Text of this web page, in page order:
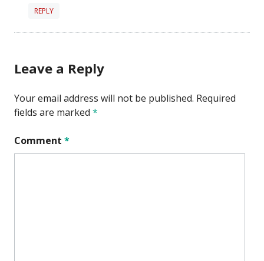
REPLY
Leave a Reply
Your email address will not be published. Required
fields are marked *
Comment *